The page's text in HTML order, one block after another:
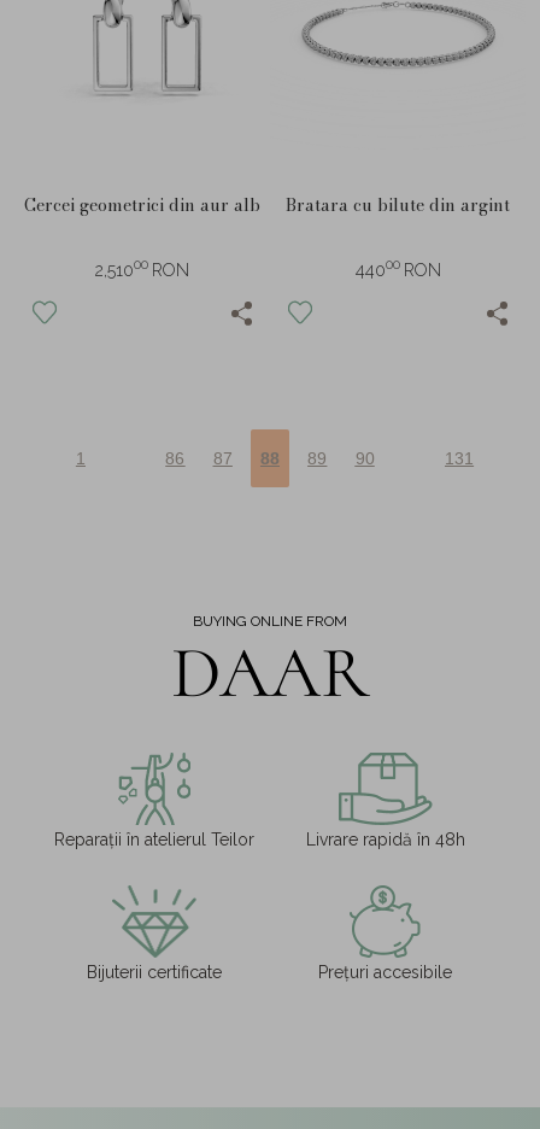
Cercei geometrici din aur alb
2,51000 RON
Bratara cu bilute din argint
44000 RON
1 86 87 88 89 90 131
BUYING ONLINE FROM
DAAR
Reparații în atelierul Teilor Livrare rapidă în 48h
Bijuterii certificate Prețuri accesibile